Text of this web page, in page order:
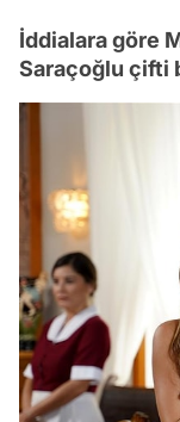
İddialara göre
Saraçoğlu çifti